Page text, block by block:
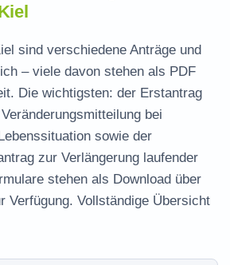
sind verschiedene Anträge und
– viele davon stehen als PDF
Die wichtigsten: der Erstantrag
Veränderungsmitteilung bei
sowie der
zur Verlängerung laufender
stehen als Download über
Verfügung. Vollständige Übersicht